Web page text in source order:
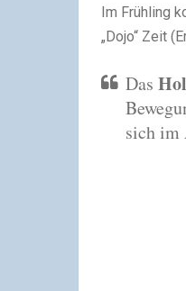
Im Frühling
„Dojo“ Zeit
Das
sich im